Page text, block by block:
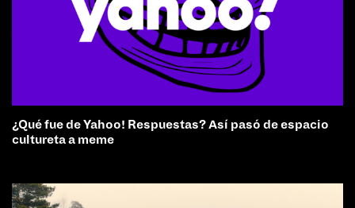
¿Qué fue de Yahoo! Respuestas? Así pasó de espacio
cultureta a meme